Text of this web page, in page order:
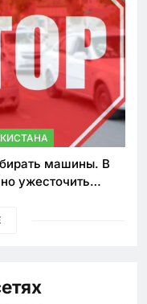
машины. В
ужесточить